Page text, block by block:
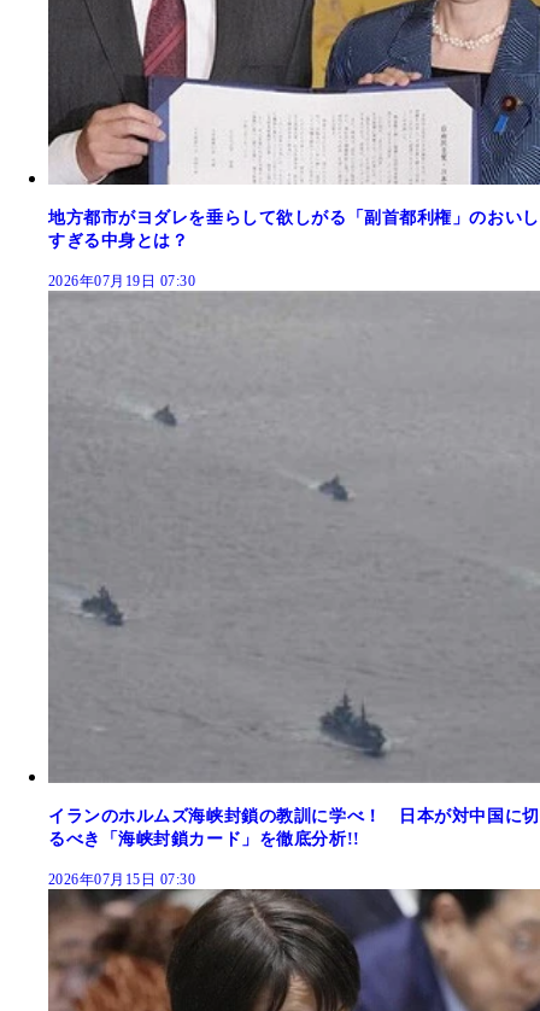
地方都市がヨダレを垂らして欲しがる「副首都利権」のおいし
すぎる中身とは？
2026年07月19日 07:30
イランのホルムズ海峡封鎖の教訓に学べ！ 日本が対中国に切
るべき「海峡封鎖カード」を徹底分析!!
2026年07月15日 07:30